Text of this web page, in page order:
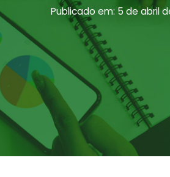
Publicado em: 5 de abril